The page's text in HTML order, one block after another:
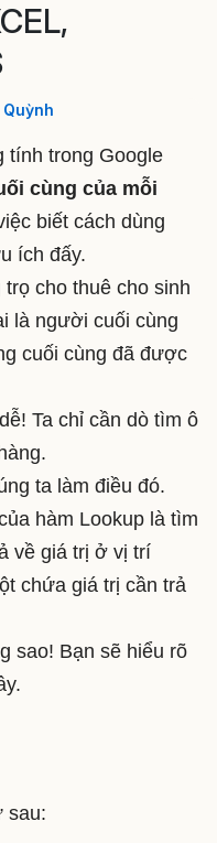
tính trong Google
cùng của mỗi
biết cách dùng
ích đấy.
cho thuê cho sinh
là người cuối cùng
cuối cùng đã được
Ta chỉ cần dò tìm ô
ta làm điều đó.
hàm Lookup là tìm
về giá trị ở vị trí
chứa giá trị cần trả
sao! Bạn sẽ hiểu rõ
sau: